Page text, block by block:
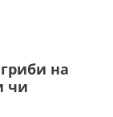
на
чи